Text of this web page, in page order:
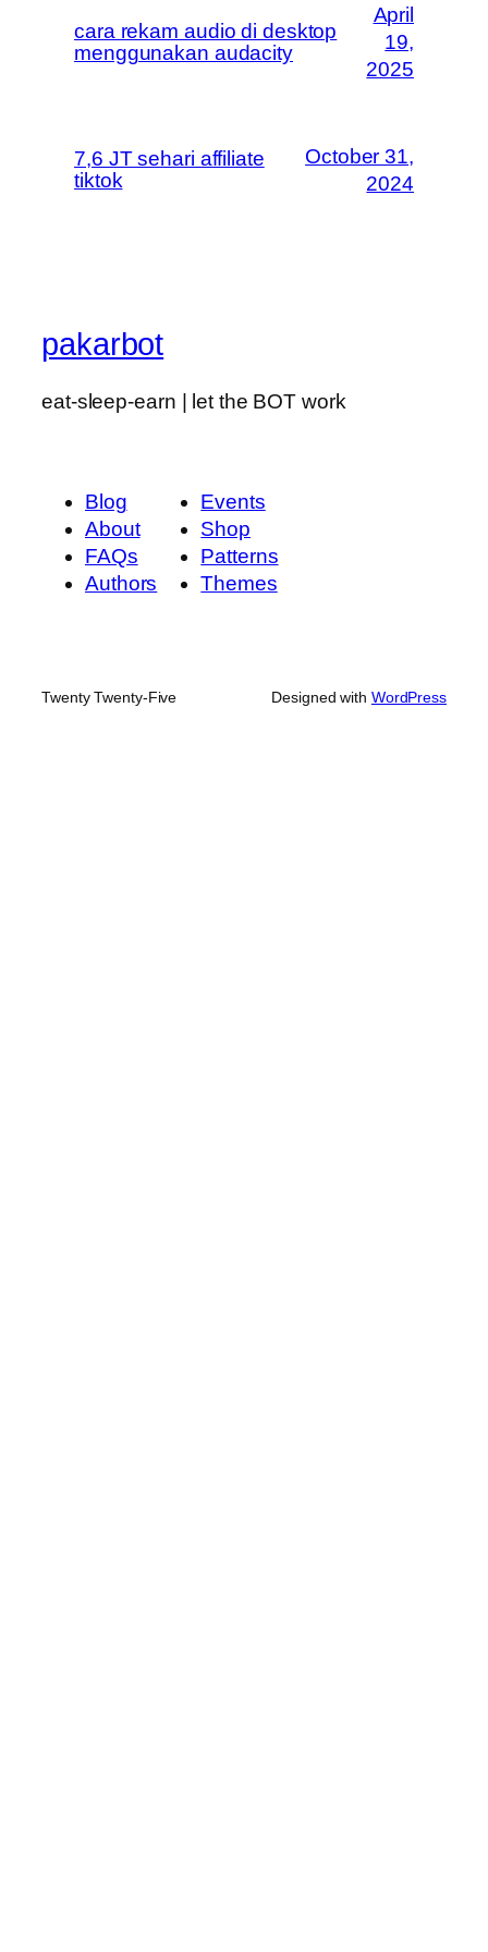
cara rekam audio di desktop
menggunakan audacity
April
19,
2025
7,6 JT sehari affiliate
tiktok
October 31,
2024
pakarbot
eat-sleep-earn | let the BOT work
Blog
About
FAQs
Authors
Events
Shop
Patterns
Themes
Twenty Twenty-Five Designed with WordPress